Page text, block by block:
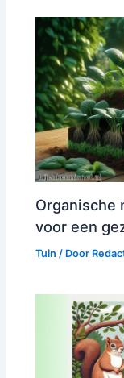
Organische
voor een
Tuin / Door